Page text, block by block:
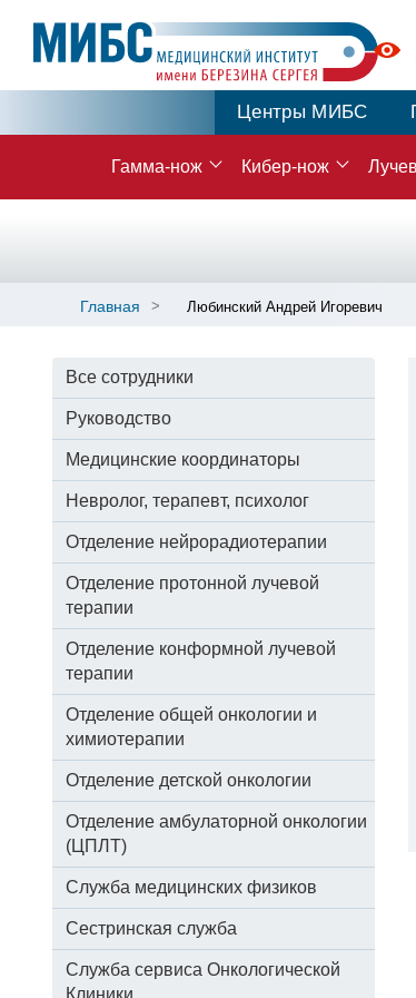
Центры МИБС
Гамма-нож Кибер-нож
Главная Любинский Андрей Игоревич
Все сотрудники
Руководство
Медицинские координаторы
Невролог, терапевт, психолог
Отделение нейрорадиотерапии
Отделение протонной лучевой
терапии
Отделение конформной лучевой
терапии
Отделение общей онкологии и
химиотерапии
Отделение детской онкологии
Отделение амбулаторной онкологии
(ЦПЛТ)
Служба медицинских физиков
Сестринская служба
Служба сервиса Онкологической
Клиники